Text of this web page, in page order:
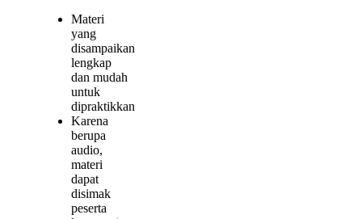
Materi
yang
disampaikan
lengkap
dan mudah
untuk
dipraktikkan
Karena
berupa
audio,
materi
dapat
disimak
peserta